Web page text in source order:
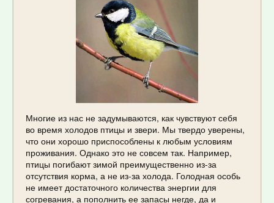
Многие из нас не задумываются, как чувствуют себя
во время холодов птицы и звери. Мы твердо уверены,
что они хорошо приспособлены к любым условиям
проживания. Однако это не совсем так. Например,
птицы погибают зимой преимущественно из-за
отсутствия корма, а не из-за холода. Голодная особь
не имеет достаточного количества энергии для
согревания, а пополнить ее запасы негде, да и